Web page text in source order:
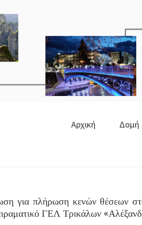
Αρχική Δομή
για πλήρωση κενών θέσεων
ΓΕΛ Τρικάλων